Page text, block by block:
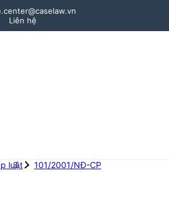
Liên hệ
luật 101/2001/NĐ-CP